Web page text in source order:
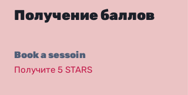
Получение баллов
Book a sessoin
Получите 5 STARS